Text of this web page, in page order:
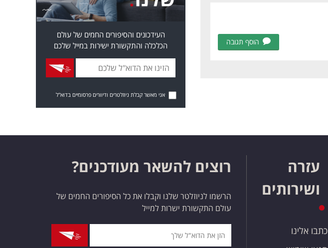
הוסף תגובה
העידכונים והסיפורים החמים של עולם
הכלכלה והתקשורת ישירות במייל שלכם
אני מאשר קבלת ניוזלטרים ודיוורים פרסומיים בדוא"ל
עזרה
ושירותים
כתבו אלינו
רוצים להשאר מעודכנים?
הרשמו לניוזלטר שלנו וקבלו את כל הסיפורים החמים של
עולם התקשורת ישרות למייל